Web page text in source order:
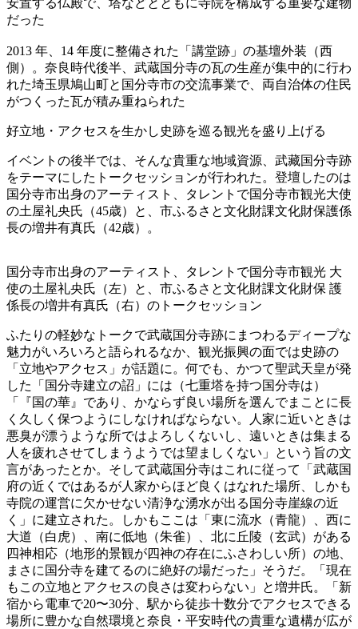
だった
2013 年、14 年度に整備された「講堂跡」の基壇外装（西
側）。奈良時代後半、武蔵国分寺の瓦の生産が集中的に行わ
れた埼玉県鳩山町と国分寺市の交流事業で、両自治体の住民
がつくった瓦が積み重ねられた
好立地・アクセスを生かし史跡を巡る観光を盛り上げる
イベントの後半では、そんな貴重な地域資源、武藏国分寺跡
をテーマにしたトークセッションが行われた。登壇したのは
国分寺市出身のアーティスト、タレントで国分寺市観光大使
の土屋礼央氏（45歳）と、市ふるさと文化財課文化財保護係
長の増井有真氏（42歳）。
国分寺市出身のアーティスト、タレントで国分寺市観光 大
使の土屋礼央氏（左）と、市ふるさと文化財課文化財保 護
係長の増井有真氏（右）のトークセッション
ふたりの軽妙なトークで武蔵国分寺跡にまつわるディープな
魅力がいろいろと語られるなか、観光振興の面では史跡の
「立地やアクセス」が話題に。何でも、かつて聖武天皇が発
した「国分寺建立の詔」には（七重塔を持つ国分寺は）
「『国の華』であり、かならず良い場所を選んでまことに長
く久しく保つようにしなければならない。人家に近いときは
悪臭が漂うような所ではよろしくないし、遠いときは集まる
人を疲れさせてしまうようでは望ましくない」という旨の文
言があったとか。そして武蔵国分寺はこれに従って「武蔵国
府の近くではあるが人家からほど良くはなれた場所、しかも
寺院の運営に欠かせない清浄な湧水が出る国分寺崖線の近
く」に建立された。しかもここは「東に流水（青龍）、西に
大道（白虎）、南に低地（朱雀）、北に丘陵（玄武）がある
四神相応（地形的景観が四神の存在にふさわしい所）の地、
まさに国分寺を建てるのに絶好の場だった」そうだ。「現在
もこの立地とアクセスの良さは変わらない」と増井氏。「新
宿から電車で20〜30分、駅から徒歩十数分でアクセスできる
場所に豊かな自然環境と奈良・平安時代の貴重な遺構が広が